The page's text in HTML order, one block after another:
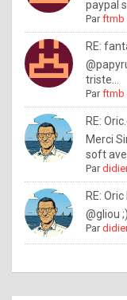
paypal
Parftmb
RE:
triste...
Parftmb
RE:
Merci
soft
Par
RE:
@gliou
Par